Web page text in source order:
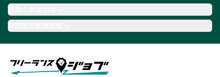
職種の単価相場
AI関連の単価相場